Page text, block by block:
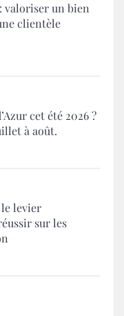
valoriser un bien
clientèle
cet été 2026 ?
à août.
levier
sur les